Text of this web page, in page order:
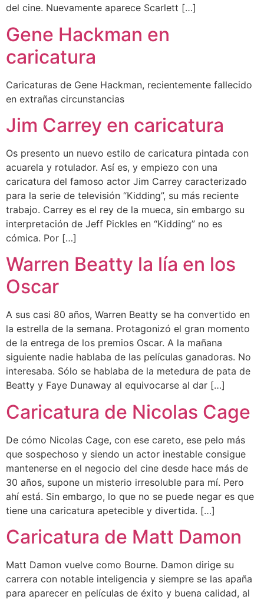
del cine. Nuevamente aparece Scarlett […]
Gene Hackman en
caricatura
Caricaturas de Gene Hackman, recientemente fallecido
en extrañas circunstancias
Jim Carrey en caricatura
Os presento un nuevo estilo de caricatura pintada con
acuarela y rotulador. Así es, y empiezo con una
caricatura del famoso actor Jim Carrey caracterizado
para la serie de televisión “Kidding”, su más reciente
trabajo. Carrey es el rey de la mueca, sin embargo su
interpretación de Jeff Pickles en “Kidding” no es
cómica. Por […]
Warren Beatty la lía en los
Oscar
A sus casi 80 años, Warren Beatty se ha convertido en
la estrella de la semana. Protagonizó el gran momento
de la entrega de los premios Oscar. A la mañana
siguiente nadie hablaba de las películas ganadoras. No
interesaba. Sólo se hablaba de la metedura de pata de
Beatty y Faye Dunaway al equivocarse al dar […]
Caricatura de Nicolas Cage
De cómo Nicolas Cage, con ese careto, ese pelo más
que sospechoso y siendo un actor inestable consigue
mantenerse en el negocio del cine desde hace más de
30 años, supone un misterio irresoluble para mí. Pero
ahí está. Sin embargo, lo que no se puede negar es que
tiene una caricatura apetecible y divertida. […]
Caricatura de Matt Damon
Matt Damon vuelve como Bourne. Damon dirige su
carrera con notable inteligencia y siempre se las apaña
para aparecer en películas de éxito y buena calidad, al